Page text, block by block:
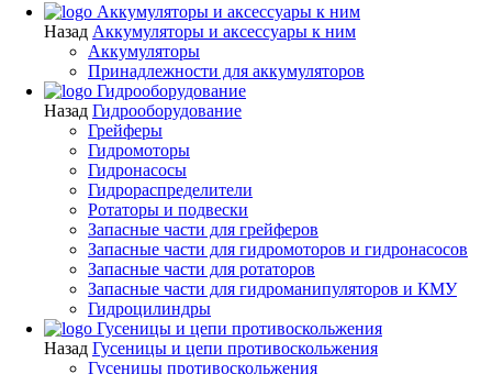
Аккумуляторы и аксессуары к ним
Назад Аккумуляторы и аксессуары к ним
Аккумуляторы
Принадлежности для аккумуляторов
Гидрооборудование
Назад Гидрооборудование
Грейферы
Гидромоторы
Гидронасосы
Гидрораспределители
Ротаторы и подвески
Запасные части для грейферов
Запасные части для гидромоторов и гидронасосов
Запасные части для ротаторов
Запасные части для гидроманипуляторов и КМУ
Гидроцилиндры
Гусеницы и цепи противоскольжения
Назад Гусеницы и цепи противоскольжения
Гусеницы противоскольжения